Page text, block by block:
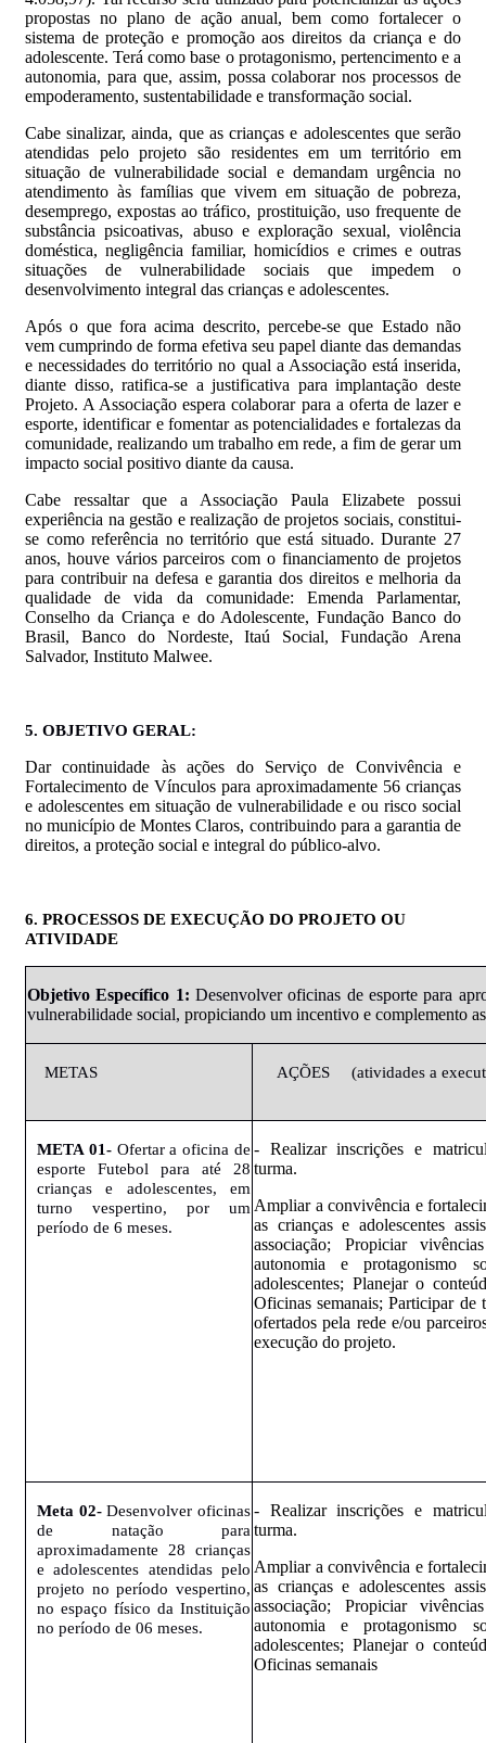
propostas no plano de ação anual, bem como fortalecer o
sistema de proteção e promoção aos direitos da criança e do
adolescente. Terá como base o protagonismo, pertencimento e a
autonomia, para que, assim, possa colaborar nos processos de
empoderamento, sustentabilidade e transformação social.
Cabe sinalizar, ainda, que as crianças e adolescentes que serão
atendidas pelo projeto são residentes em um território em
situação de vulnerabilidade social e demandam urgência no
atendimento às famílias que vivem em situação de pobreza,
desemprego, expostas ao tráfico, prostituição, uso frequente de
substância psicoativas, abuso e exploração sexual, violência
doméstica, negligência familiar, homicídios e crimes e outras
situações de vulnerabilidade sociais que impedem o
desenvolvimento integral das crianças e adolescentes.
Após o que fora acima descrito, percebe-se que Estado não
vem cumprindo de forma efetiva seu papel diante das demandas
e necessidades do território no qual a Associação está inserida,
diante disso, ratifica-se a justificativa para implantação deste
Projeto. A Associação espera colaborar para a oferta de lazer e
esporte, identificar e fomentar as potencialidades e fortalezas da
comunidade, realizando um trabalho em rede, a fim de gerar um
impacto social positivo diante da causa.
Cabe ressaltar que a Associação Paula Elizabete possui
experiência na gestão e realização de projetos sociais, constitui-
se como referência no território que está situado. Durante 27
anos, houve vários parceiros com o financiamento de projetos
para contribuir na defesa e garantia dos direitos e melhoria da
qualidade de vida da comunidade: Emenda Parlamentar,
Conselho da Criança e do Adolescente, Fundação Banco do
Brasil, Banco do Nordeste, Itaú Social, Fundação Arena
Salvador, Instituto Malwee.
5. OBJETIVO GERAL:
Dar continuidade às ações do Serviço de Convivência e
Fortalecimento de Vínculos para aproximadamente 56 crianças
e adolescentes em situação de vulnerabilidade e ou risco social
no município de Montes Claros, contribuindo para a garantia de
direitos, a proteção social e integral do público-alvo.
6. PROCESSOS DE EXECUÇÃO DO PROJETO OU
ATIVIDADE
Objetivo Específico 1:Desenvolver oficinas de esporte para
vulnerabilidade social, propiciando um incentivo e complemento
METAS AÇÕES (atividades a
META 01-Ofertar a oficina de
esporte Futebol para até 28
crianças e adolescentes, em
turno vespertino, por um
período de 6 meses.
- Realizar inscrições e
turma.
Ampliar a convivência e
as crianças e adolescentes
associação; Propiciar
autonomia e protagonismo
adolescentes; Planejar o
Oficinas semanais; Participar de
ofertados pela rede e/ou
execução do projeto.
Meta 02-Desenvolver oficinas
de natação para
aproximadamente 28 crianças
e adolescentes atendidas pelo
projeto no período vespertino,
no espaço físico da Instituição
no período de 06 meses.
- Realizar inscrições e
turma.
Ampliar a convivência e
as crianças e adolescentes
associação; Propiciar
autonomia e protagonismo
adolescentes; Planejar o
Oficinas semanais